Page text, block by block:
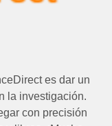
es dar un
la investigación.
con precisión